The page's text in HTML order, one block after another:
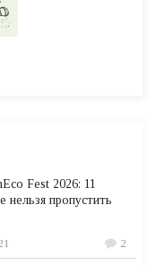
Fest 2026: 11
нельзя пропустить
2